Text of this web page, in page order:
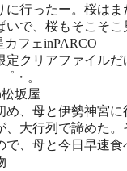
に行ったー。桜は
いで、桜もそこそ
フェinPARCO
定クリアファイル
・。
坂屋
め、母と伊勢神宮
、大行列で諦めた
で、母と今日早速